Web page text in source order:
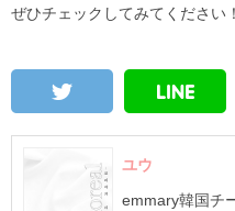
ぜひチェックしてみてください！
ユウ
emmary韓国チ